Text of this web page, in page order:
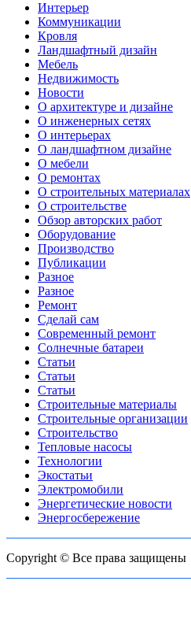
Интерьер
Коммуникации
Кровля
Ландшафтный дизайн
Мебель
Недвижимость
Новости
О архитектуре и дизайне
О инженерных сетях
О интерьерах
О ландшафтном дизайне
О мебели
О ремонтах
О строительных материалах
О строительстве
Обзор авторских работ
Оборудование
Производство
Публикации
Разное
Разное
Ремонт
Сделай сам
Современный ремонт
Солнечные батареи
Статьи
Статьи
Статьи
Строительные материалы
Строительные организации
Строительство
Тепловые насосы
Технологии
Экостатьи
Электромобили
Энергетические новости
Энергосбережение
Copyright © Все права защищены